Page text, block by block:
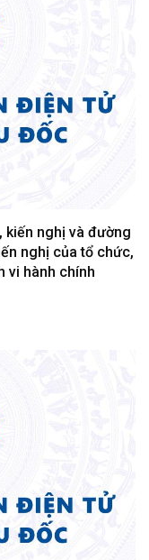
kiến nghị và đường
nghị của tổ chức,
vi hành chính